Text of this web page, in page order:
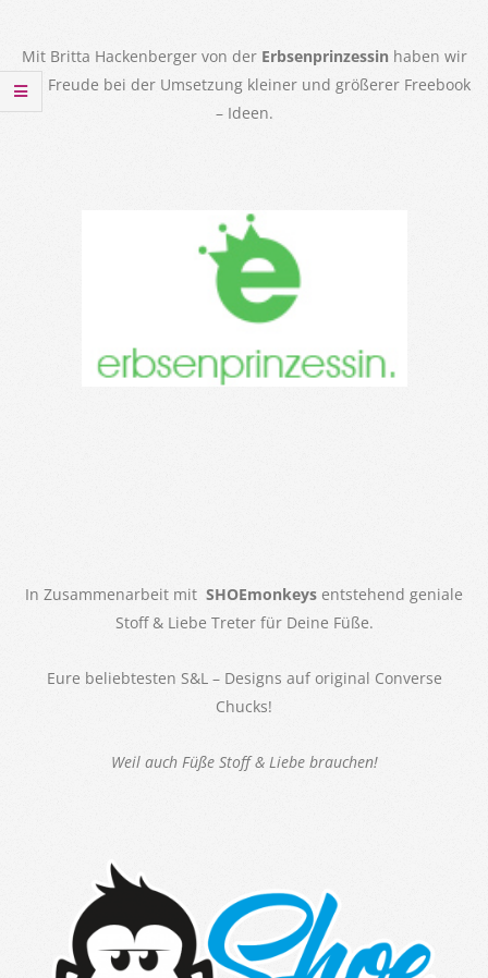
Mit Britta Hackenberger von der Erbsenprinzessinhaben wir
viel Freude bei der Umsetzung kleiner und größerer Freebook
– Ideen.
In Zusammenarbeit mit SHOEmonkeys entstehend geniale
Stoff & Liebe Treter für Deine Füße.
Eure beliebtesten S&L – Designs auf original Converse
Chucks!
Weil auch Füße Stoff & Liebe brauchen!